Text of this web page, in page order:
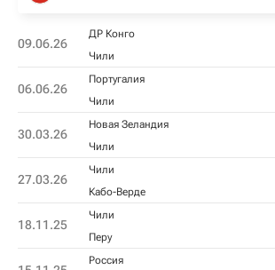
09.06.26
ДР Конго
Чили
06.06.26
Португалия
Чили
30.03.26
Новая Зеландия
Чили
27.03.26
Чили
Кабо-Верде
18.11.25
Чили
Перу
Россия